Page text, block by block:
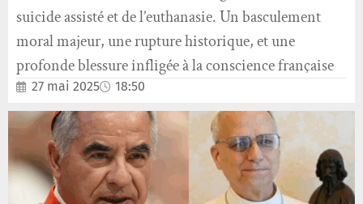
suicide assisté et de l’euthanasie. Un basculement
moral majeur, une rupture historique, et une
profonde blessure infligée à la conscience française
27 mai 2025 18:50